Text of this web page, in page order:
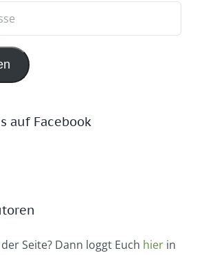
auf Facebook
Seite? Dann loggt Euch hier in